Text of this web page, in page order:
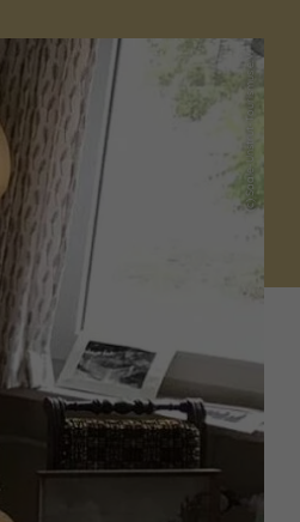
(c) Saale-Unstrut-Tourismus e.V.